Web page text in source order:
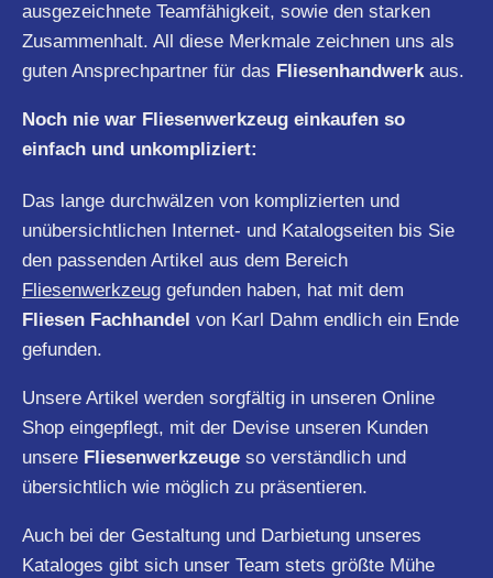
ausgezeichnete Teamfähigkeit, sowie den starken
Zusammenhalt. All diese Merkmale zeichnen uns als
guten Ansprechpartner für das Fliesenhandwerkaus.
Noch nie war Fliesenwerkzeug einkaufen so
einfach und unkompliziert:
Das lange durchwälzen von komplizierten und
unübersichtlichen Internet- und Katalogseiten bis Sie
den passenden Artikel aus dem Bereich
Fliesenwerkzeug gefunden haben, hat mit dem
Fliesen Fachhandel von Karl Dahm endlich ein Ende
gefunden.
Unsere Artikel werden sorgfältig in unseren Online
Shop eingepflegt, mit der Devise unseren Kunden
unsere Fliesenwerkzeuge so verständlich und
übersichtlich wie möglich zu präsentieren.
Auch bei der Gestaltung und Darbietung unseres
Kataloges gibt sich unser Team stets größte Mühe